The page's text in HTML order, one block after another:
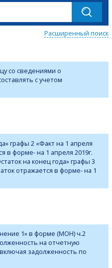
Расширенный поиск
со сведениями о
с учетом
графы 2 «Факт на 1 апреля
в форме- на 1 апреля 2019г.
на конец года» графы 3
отражается в форме- на 1
1» в форме (МОН) ч.2
на отчетную
задолженность по